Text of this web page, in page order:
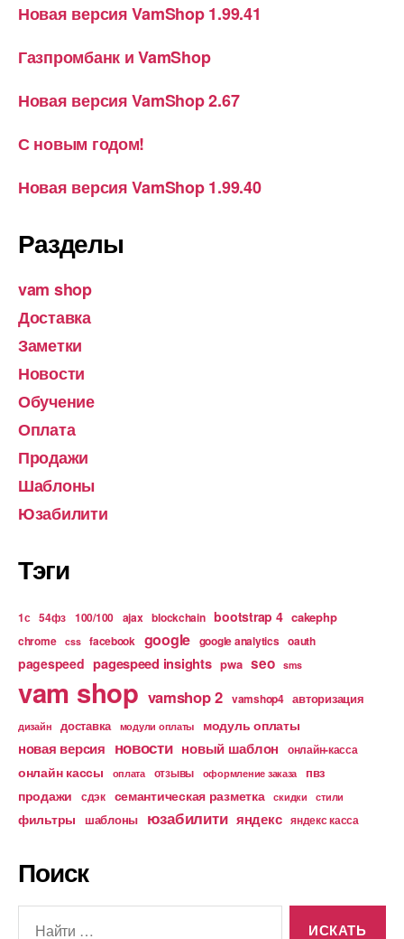
Новая версия VamShop 1.99.41
Газпромбанк и VamShop
Новая версия VamShop 2.67
С новым годом!
Новая версия VamShop 1.99.40
Разделы
vam shop
Доставка
Заметки
Новости
Обучение
Оплата
Продажи
Шаблоны
Юзабилити
Тэги
1с 54фз 100/100 ajax blockchain bootstrap 4 cakephp
chrome css facebook google google analytics oauth
pagespeed pagespeed insights pwa seo sms
vam shop vamshop 2 vamshop4 авторизация
дизайн доставка модули оплаты модуль оплаты
новая версия новости новый шаблон онлайн-касса
онлайн кассы оплата отзывы оформление заказа пвз
продажи сдэк семантическая разметка скидки стили
фильтры шаблоны юзабилити яндекс яндекс касса
Поиск